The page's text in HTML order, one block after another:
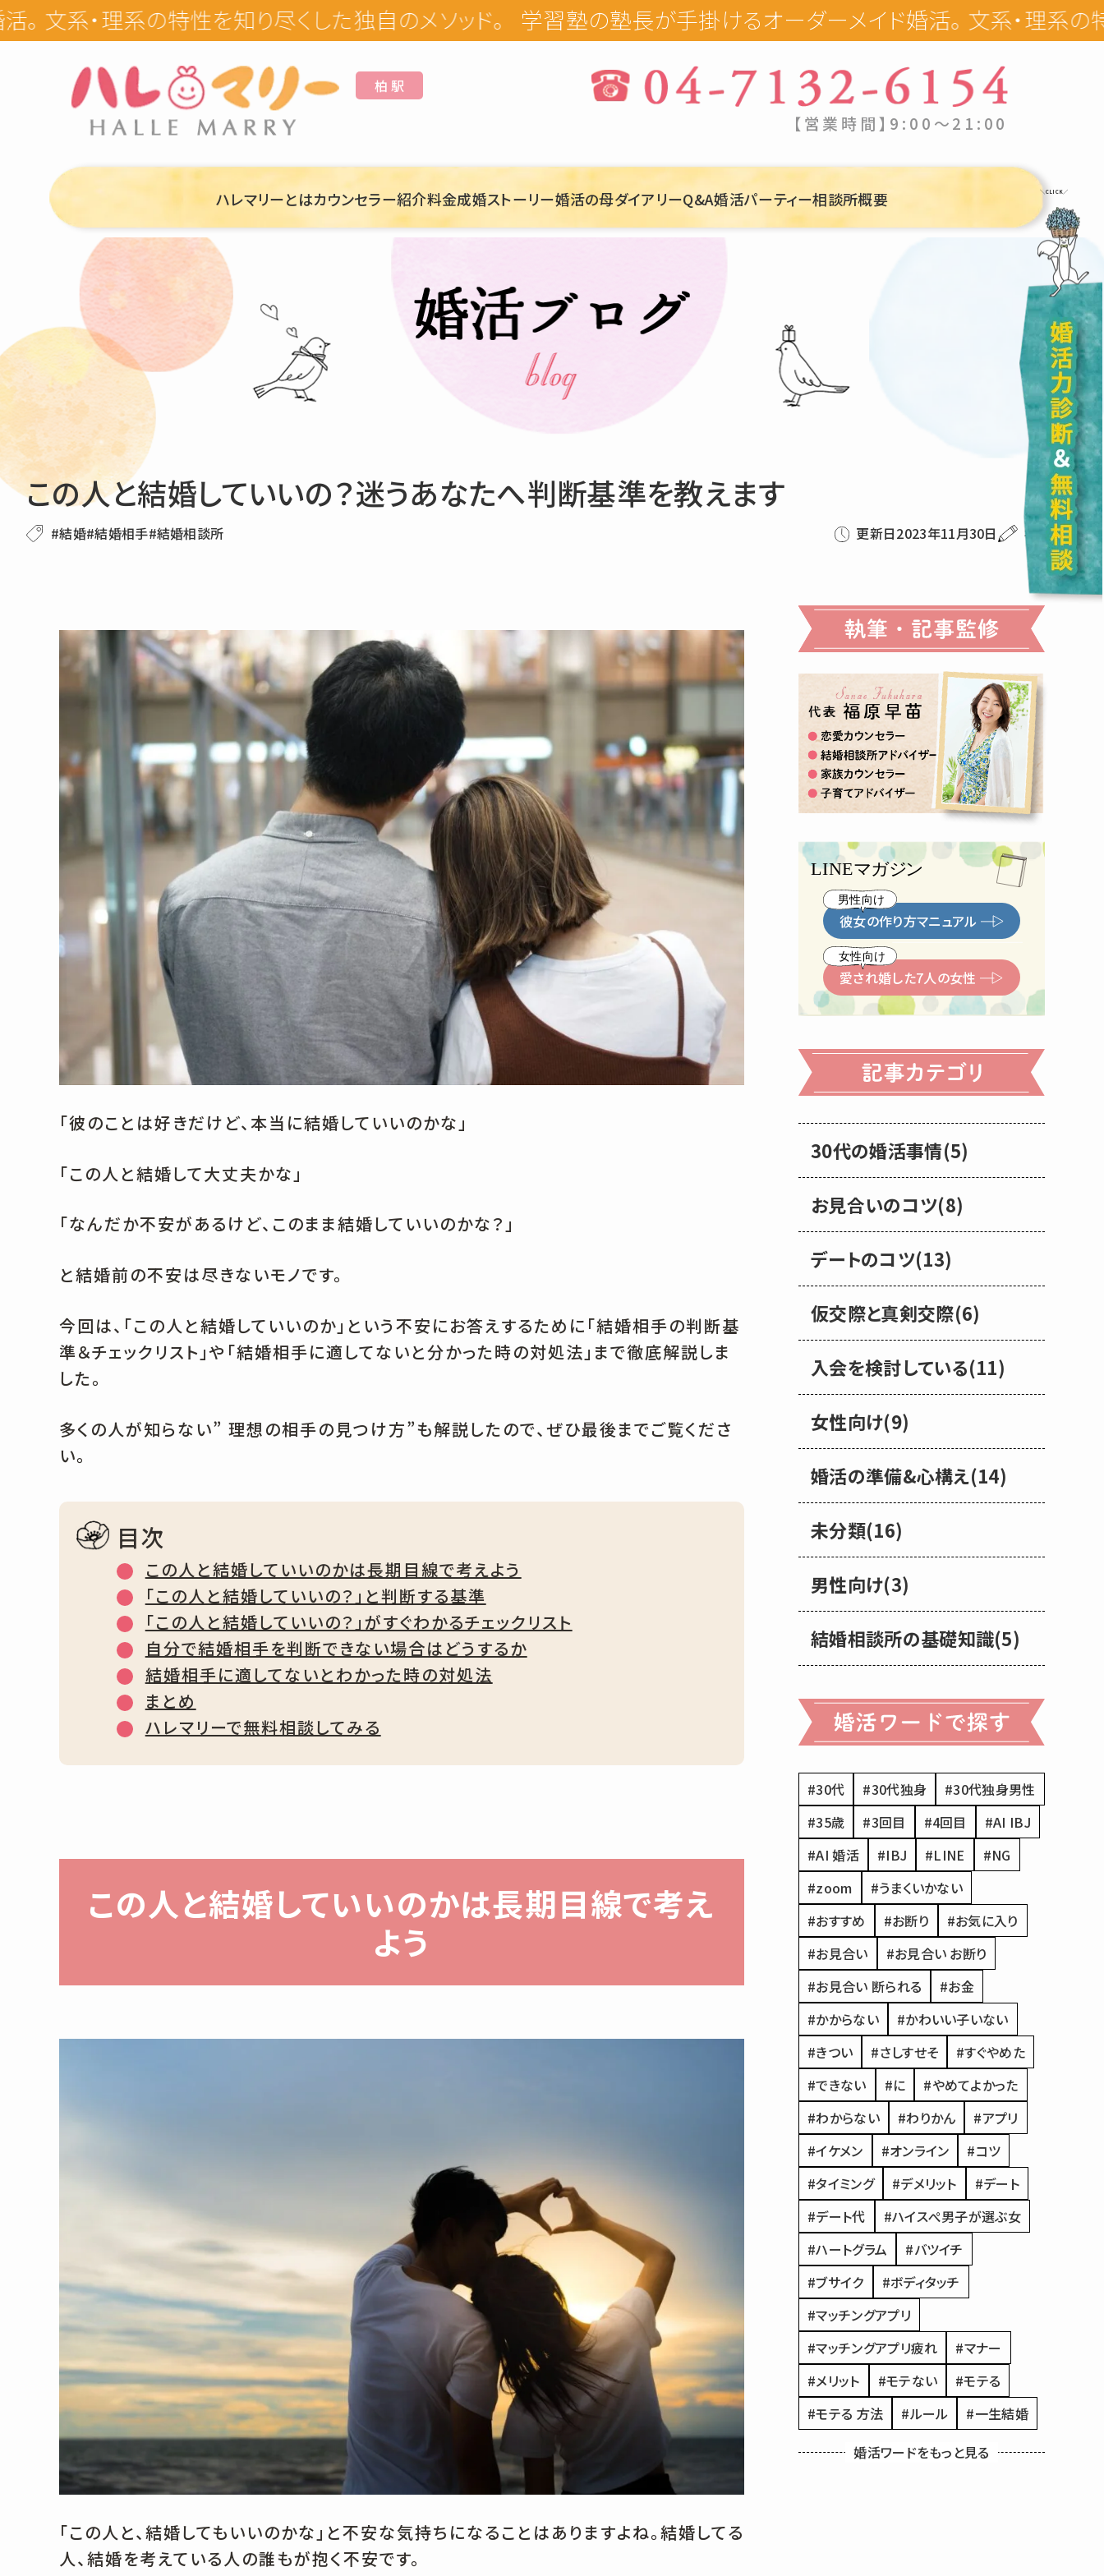
学習塾の塾長が手掛けるオーダーメイド婚活。 文系・理系の特性を知り
柏 駅
【営業時間】9:00〜21:00
ハレマリーとはカウンセラー紹介料金成婚ストーリー婚活の母ダイアリーQ&A婚活パーティー相談所概要 ＼CLICK／
この人と結婚していいの？迷うあなたへ判断基準を教えます
#結婚#結婚相手#結婚相談所 更新日2023年11月30日 福原早苗
「彼のことは好きだけど、本当に結婚していいのかな」
「この人と結婚して大丈夫かな」
「なんだか不安があるけど、このまま結婚していいのかな？」
と結婚前の不安は尽きないモノです。
今回は、「この人と結婚していいのか」という不安にお答えするために「結婚相手の判断基
準＆チェックリスト」や「結婚相手に適してないと分かった時の対処法」まで徹底解説しま
した。
多くの人が知らない” 理想の相手の見つけ方”も解説したので、ぜひ最後までご覧くださ
い。
目次
この人と結婚していいのかは長期目線で考えよう
「この人と結婚していいの？」と判断する基準
「この人と結婚していいの？」がすぐわかるチェックリスト
自分で結婚相手を判断できない場合はどうするか
結婚相手に適してないとわかった時の対処法
まとめ
ハレマリーで無料相談してみる
この人と結婚していいのかは長期目線で考え
よう
「この人と、結婚してもいいのかな」と不安な気持ちになることはありますよね。結婚してる
人、結婚を考えている人の誰もが抱く不安です。
彼女の作り方マニュアル
愛され婚した7人の女性
30代の婚活事情(5)
お見合いのコツ(8)
デートのコツ(13)
仮交際と真剣交際(6)
入会を検討している(11)
女性向け(9)
婚活の準備&心構え(14)
未分類(16)
男性向け(3)
結婚相談所の基礎知識(5)
#30代 #30代独身
#30代独身男性
#35歳
#3回目 #4回目
#AI IBJ
#AI 婚活
#IBJ #LINE
#NG
#zoom
#うまくいかない
#おすすめ
#お断り
#お気に入り
#お見合い
#お見合い お断り
#お見合い 断られる
#お金
#かからない
#かわいい子いない
#きつい
#さしすせそ
#すぐやめた
#できない
#に
#やめてよかった
#わからない
#わりかん
#アプリ
#イケメン
#オンライン
#コツ
#タイミング
#デメリット
#デート
#デート代
#ハイスぺ男子が選ぶ女
#ハートグラム
#バツイチ
#ブサイク
#ボディタッチ
#マッチングアプリ
#マッチングアプリ疲れ
#マナー
#メリット
#モテない
#モテる
#モテる 方法
#ルール
#一生結婚
#付き合う
#付き合うまで
#仮交際
婚活ワードをもっと見る